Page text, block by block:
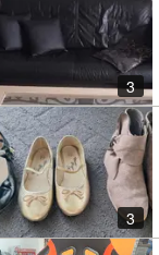
3
3